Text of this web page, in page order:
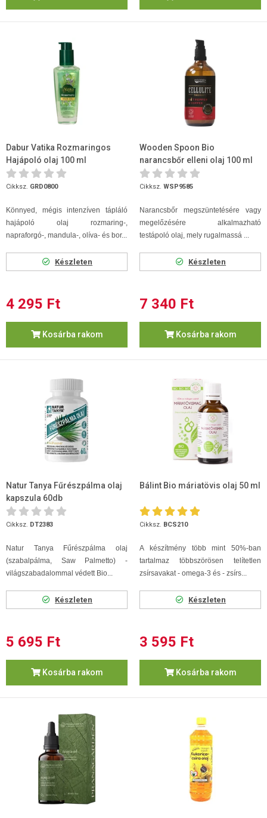
Dabur Vatika Rozmaringos
Hajápoló olaj 100 ml
Cikksz. GRD0800
Könnyed, mégis intenzíven tápláló
hajápoló olaj rozmaring-,
napraforgó-, mandula-, olíva- és bor...
Készleten
4 295 Ft
Kosárba rakom
Wooden Spoon Bio
narancsbőr elleni olaj 100 ml
Cikksz. WSP9585
Narancsbőr megszüntetésére vagy
megelőzésére alkalmazható
testápoló olaj, mely rugalmassá ...
Készleten
7 340 Ft
Kosárba rakom
Natur Tanya Fűrészpálma olaj
kapszula 60db
Cikksz. DT2383
Natur Tanya Fűrészpálma olaj
(szabalpálma, Saw Palmetto) -
világszabadalommal védett Bio...
Készleten
5 695 Ft
Kosárba rakom
Bálint Bio máriatövis olaj 50 ml
Cikksz. BCS210
A készítmény több mint 50%-ban
tartalmaz többszörösen telítetlen
zsírsavakat - omega-3 és - zsírs...
Készleten
3 595 Ft
Kosárba rakom